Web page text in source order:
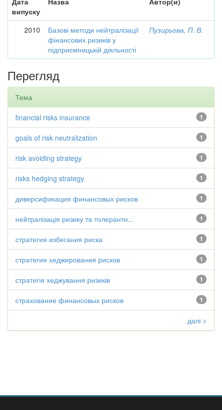
випуску
2010
Базові методи нейтралізації
фінансових ризиків у
підприємницькій діяльності
Пузирьова, П. В.
Перегляд
Тема
1
financial risks insurance
1
goals of risk neutralization
1
risk avoiding strategy
1
risks hedging strategy
1
диверсификация финансовых рисков
1
нейтралізація ризику та толерантн...
1
стратегия избегания риска
1
стратегия хеджирования рисков
1
стратегія хеджування ризиків
1
страхование финансовых рисков
далі >